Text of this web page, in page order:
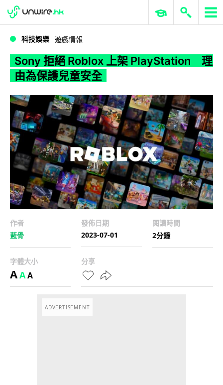
WWDC 2026 ERP 與商業 AI
科技娛樂 遊戲情報
Sony 拒絕 Roblox 上架 PlayStation 理
由為保護兒童安全
作者
藍骨
發佈日期
2023-07-01
閱讀時間
2分鐘
字體大小
AAA
分享
ADVERTISEMENT